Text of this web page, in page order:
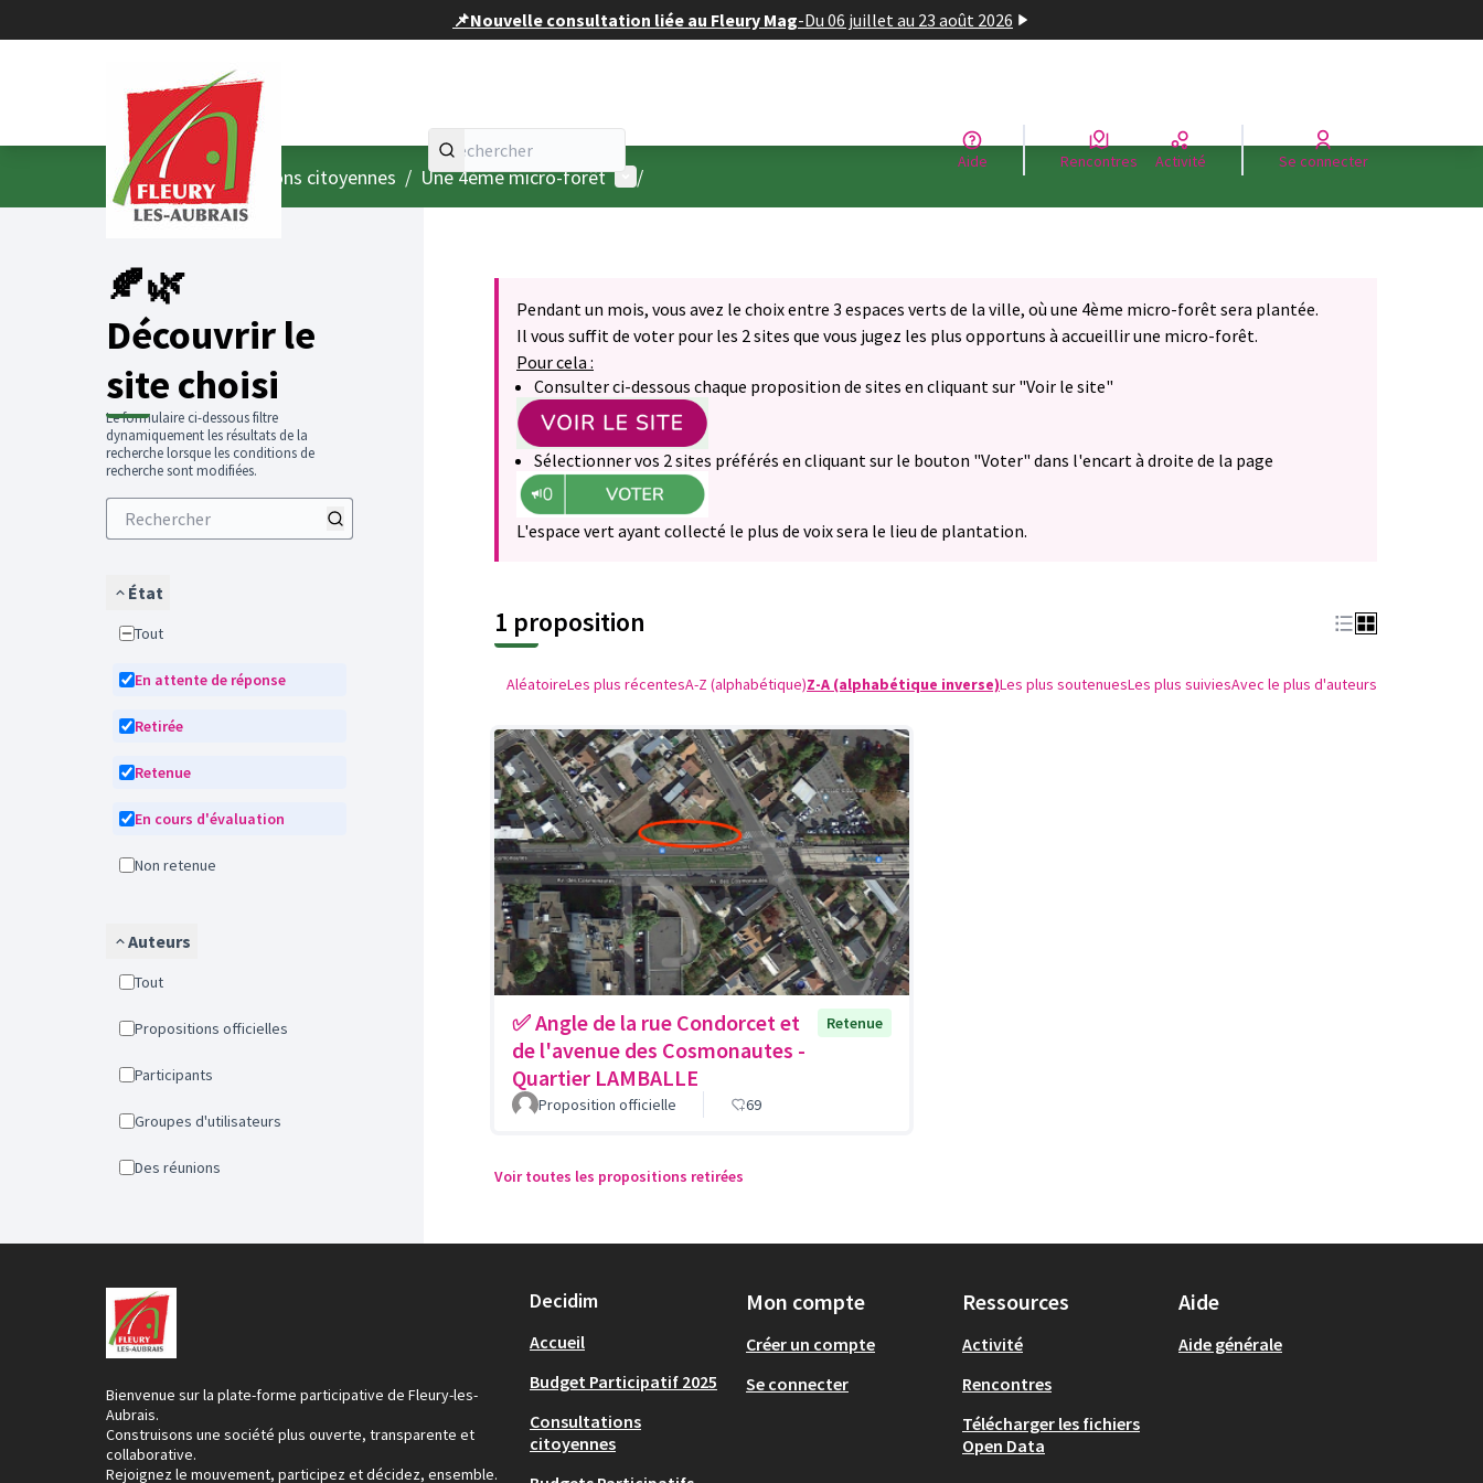
📌Nouvelle consultation liée au Fleury Mag-Du 06 juillet au 23 août 2026
Aide Rencontres Activité Se connecter
AccueilMenu principal
/ Consultations citoyennes / Une 4ème micro-forêt Menu utilisateur
/
🍂🌿
Découvrir le
site choisi
Le formulaire ci-dessous filtre
dynamiquement les résultats de la
recherche lorsque les conditions de
recherche sont modifiées.
État
Tout
En attente de réponse
Retirée
Retenue
En cours d'évaluation
Non retenue
Auteurs
Tout
Propositions officielles
Participants
Groupes d'utilisateurs
Des réunions
Pendant un mois, vous avez le choix entre 3 espaces verts de la ville, où une 4ème micro-forêt sera plantée.
Il vous suffit de voter pour les 2 sites que vous jugez les plus opportuns à accueillir une micro-forêt.
Pour cela :
Consulter ci-dessous chaque proposition de sites en cliquant sur "Voir le site"
Sélectionner vos 2 sites préférés en cliquant sur le bouton "Voter" dans l'encart à droite de la page
L'espace vert ayant collecté le plus de voix sera le lieu de plantation.
1 proposition
AléatoireLes plus récentesA-Z (alphabétique)Z-A (alphabétique inverse)Les plus soutenuesLes plus suiviesAvec le plus d'auteurs
✅ Angle de la rue Condorcet et
de l'avenue des Cosmonautes -
Quartier LAMBALLE
Retenue
Proposition officielle 69
Voir toutes les propositions retirées
Bienvenue sur la plate-forme participative de Fleury-les-
Aubrais.
Construisons une société plus ouverte, transparente et
collaborative.
Rejoignez le mouvement, participez et décidez, ensemble.
Decidim
Accueil
Budget Participatif 2025
Consultations
citoyennes
Mon compte
Créer un compte
Se connecter
Ressources
Activité
Rencontres
Télécharger les fichiers
Open Data
Aide
Aide générale